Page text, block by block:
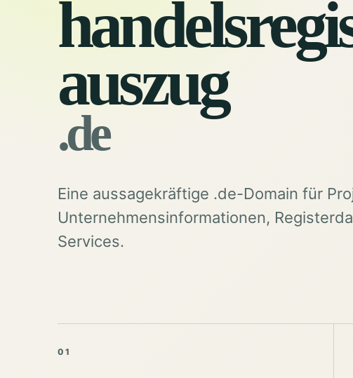
auszug
.de
Eine aussagekräftige .de-Domain für
Unternehmensinformationen,
Services.
01